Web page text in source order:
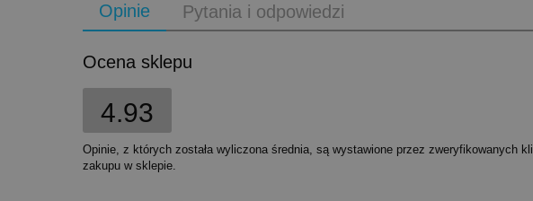
Opinie Pytania i odpowiedzi
Ocena sklepu
4.93
Opinie, z których została wyliczona średnia, są wystawione przez zweryfikowanych
zakupu w sklepie.